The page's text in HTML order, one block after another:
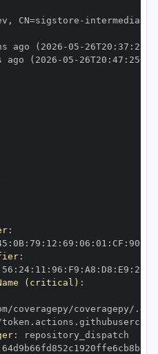
, CN=sigstore -
ago (2026 -05 - 26T20 : 37 :
ago (2026 -05 - 26T20 : 47 : 25+00
:
: 0B: 79 : 12 : 69 : 06 : 01 : CF : 90
:
56 : 24: 11 : 96 : F9 : A8 : D8 : E9 : 28
(critical) :
: